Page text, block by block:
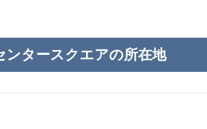
ンタースクエアの所在地